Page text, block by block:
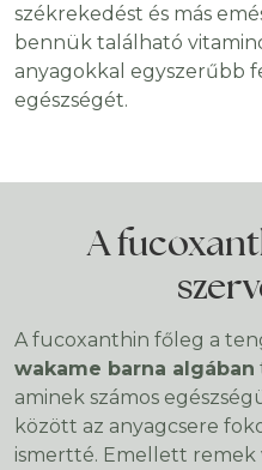
székrekedést és más
bennük található
anyagokkal egyszerűbb
egészségét.
A
A fucoxanthin főleg a
wakame barna algában
aminek számos
között az anyagcsere
ismertté. Emellett remek